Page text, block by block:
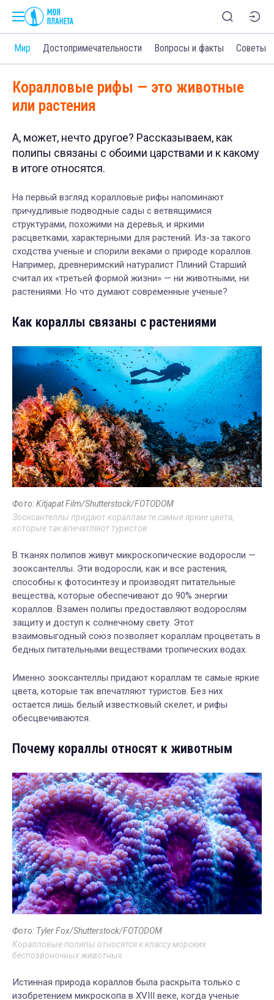
Мир Достопримечательности Вопросы и факты Советы
Коралловые рифы — это животные
или растения
А, может, нечто другое? Рассказываем, как
полипы связаны с обоими царствами и к какому
в итоге относятся.
На первый взгляд коралловые рифы напоминают
причудливые подводные сады с ветвящимися
структурами, похожими на деревья, и яркими
расцветками, характерными для растений. Из-за такого
сходства ученые и спорили веками о природе кораллов.
Например, древнеримский натуралист Плиний Старший
считал их «третьей формой жизни» — ни животными, ни
растениями. Но что думают современные ученые?
Как кораллы связаны с растениями
Фото: Kitjapat Film/Shutterstock/FOTODOM
Зооксантеллы придают кораллам те самые яркие цвета,
которые так впечатляют туристов
В тканях полипов живут микроскопические водоросли —
зооксантеллы. Эти водоросли, как и все растения,
способны к фотосинтезу и производят питательные
вещества, которые обеспечивают до 90% энергии
кораллов. Взамен полипы предоставляют водорослям
защиту и доступ к солнечному свету. Этот
взаимовыгодный союз позволяет кораллам процветать в
бедных питательными веществами тропических водах.
Именно зооксантеллы придают кораллам те самые яркие
цвета, которые так впечатляют туристов. Без них
остается лишь белый известковый скелет, и рифы
обесцвечиваются.
Почему кораллы относят к животным
Фото: Tyler Fox/Shutterstock/FOTODOM
Коралловые полипы относятся к классу морских
беспозвоночных животных
Истинная природа кораллов была раскрыта только с
изобретением микроскопа в XVIII веке, когда ученые